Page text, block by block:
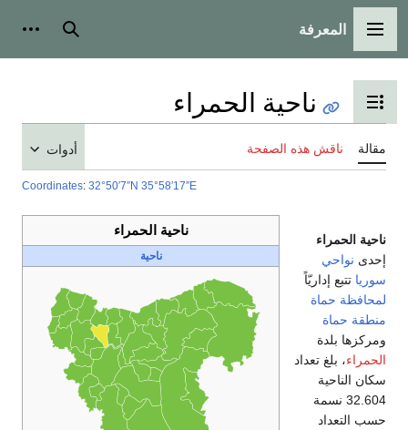
القائمة الرئيسية
المعرفة بحث
تبديل عرض جدول المحتويات
ناحية الحمراء
مقالة ناقش هذه الصفحة أدوات
Coordinates: 32°50′7″N 35°58′17″E
ناحية الحمراء
ناحية
ناحية الحمراء
إحدى نواحي
سوريا تتبع إداريّاً
لمحافظة حماة
منطقة حماة
ومركزها بلدة
الحمراء، بلغ تعداد
سكان الناحية
32.604 نسمة
حسب التعداد